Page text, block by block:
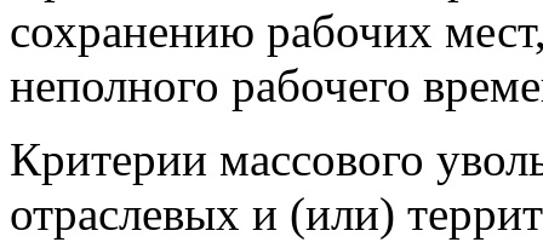
сохранению рабочих
неполного рабочего
Критерии массового
отраслевых и (или)